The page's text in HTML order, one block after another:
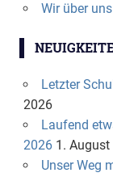
Wir über uns
Letzter
2026
Laufend
2026 1.
Unser Weg